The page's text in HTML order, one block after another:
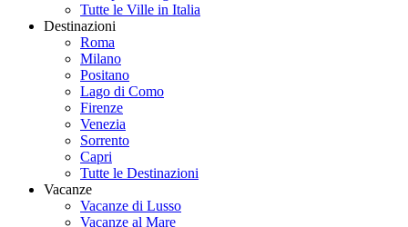
Tutte le Ville in Italia
Destinazioni
Roma
Milano
Positano
Lago di Como
Firenze
Venezia
Sorrento
Capri
Tutte le Destinazioni
Vacanze
Vacanze di Lusso
Vacanze al Mare